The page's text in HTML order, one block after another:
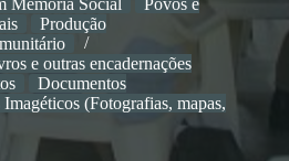
Memória Social
Povos e
Produção
e outras encadernações
Documentos
(Fotografias, mapas,